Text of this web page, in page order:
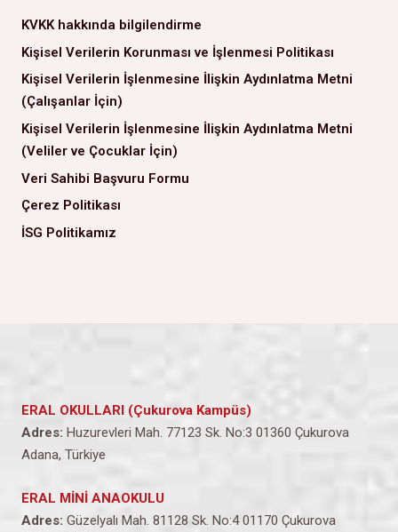
KVKK hakkında bilgilendirme
Kişisel Verilerin Korunması ve İşlenmesi Politikası
Kişisel Verilerin İşlenmesine İlişkin Aydınlatma Metni
(Çalışanlar İçin)
Kişisel Verilerin İşlenmesine İlişkin Aydınlatma Metni
(Veliler ve Çocuklar İçin)
Veri Sahibi Başvuru Formu
Çerez Politikası
İSG Politikamız
ERAL OKULLARI (Çukurova Kampüs)
Adres: Huzurevleri Mah. 77123 Sk. No:3 01360 Çukurova
Adana, Türkiye
ERAL MİNİ ANAOKULU
Adres: Güzelyalı Mah. 81128 Sk. No:4 01170 Çukurova